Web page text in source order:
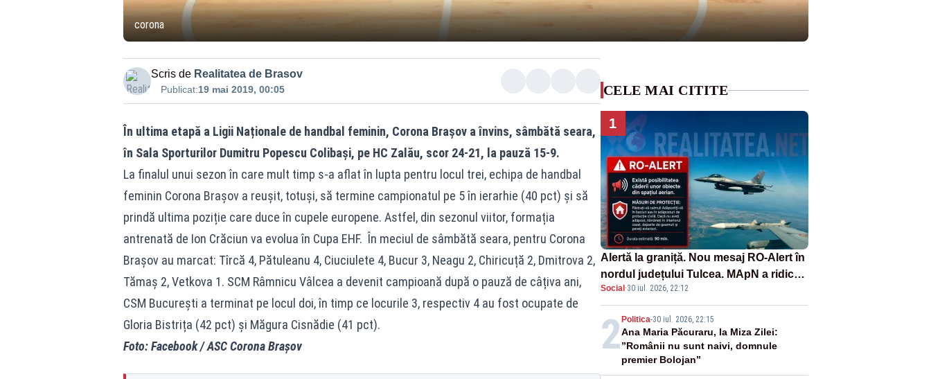
corona
Scris de Realitatea de Brasov
Publicat:19 mai 2019, 00:05
În ultima etapă a Ligii Naționale de handbal feminin, Corona Brașov a învins, sâmbătă seara,
în Sala Sporturilor Dumitru Popescu Colibași, pe HC Zalău, scor 24-21, la pauză 15-9.
La finalul unui sezon în care mult timp s-a aflat în lupta pentru locul trei, echipa de handbal
feminin Corona Brașov a reușit, totuși, să termine campionatul pe 5 în ierarhie (40 pct) și să
prindă ultima poziție care duce în cupele europene. Astfel, din sezonul viitor, formația
antrenată de Ion Crăciun va evolua în Cupa EHF. În meciul de sâmbătă seara, pentru Corona
Brașov au marcat: Tîrcă 4, Pătuleanu 4, Ciuciulete 4, Bucur 3, Neagu 2, Chiricuță 2, Dmitrova 2,
Tămaș 2, Vetkova 1. SCM Râmnicu Vâlcea a devenit campioană după o pauză de câțiva ani,
CSM București a terminat pe locul doi, în timp ce locurile 3, respectiv 4 au fost ocupate de
Gloria Bistrița (42 pct) și Măgura Cisnădie (41 pct).
Foto: Facebook / ASC Corona Brașov
CELE MAI CITITE
1
Alertă la graniță. Nou mesaj RO-Alert în
nordul județului Tulcea. MApN a ridicat
de la sol două avioane F-16
Social ·30 iul. 2026, 22:12
2 Politica-30 iul. 2026, 22:15
Ana Maria Păcuraru, la Miza Zilei:
”Românii nu sunt naivi, domnule
premier Bolojan”